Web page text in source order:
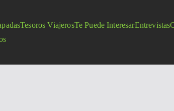
Tesoros ViajerosTe Puede InteresarEntrevistas